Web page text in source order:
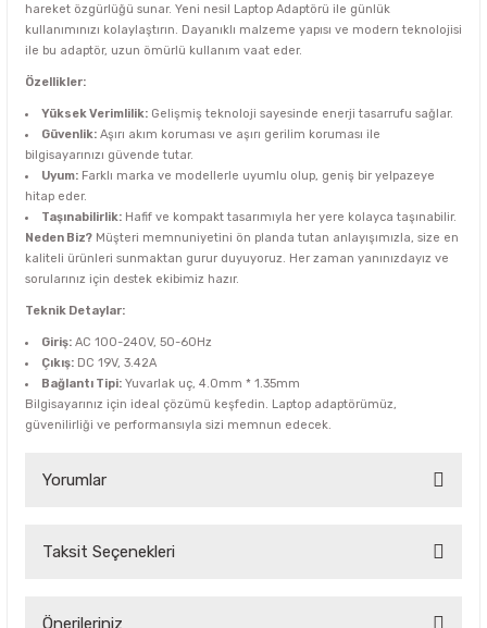
hareket özgürlüğü sunar. Yeni nesil Laptop Adaptörü ile günlük
kullanımınızı kolaylaştırın. Dayanıklı malzeme yapısı ve modern teknolojisi
ile bu adaptör, uzun ömürlü kullanım vaat eder.
Özellikler:
Yüksek Verimlilik: Gelişmiş teknoloji sayesinde enerji tasarrufu sağlar.
Güvenlik: Aşırı akım koruması ve aşırı gerilim koruması ile
bilgisayarınızı güvende tutar.
Uyum: Farklı marka ve modellerle uyumlu olup, geniş bir yelpazeye
hitap eder.
Taşınabilirlik: Hafif ve kompakt tasarımıyla her yere kolayca taşınabilir.
Neden Biz? Müşteri memnuniyetini ön planda tutan anlayışımızla, size en
kaliteli ürünleri sunmaktan gurur duyuyoruz. Her zaman yanınızdayız ve
sorularınız için destek ekibimiz hazır.
Teknik Detaylar:
Giriş: AC 100-240V, 50-60Hz
Çıkış: DC 19V, 3.42A
Bağlantı Tipi: Yuvarlak uç, 4.0mm * 1.35mm
Bilgisayarınız için ideal çözümü keşfedin. Laptop adaptörümüz,
güvenilirliği ve performansıyla sizi memnun edecek.
Yorumlar
Bu ürüne ilk yorumu siz yapın!
Taksit Seçenekleri
Önerileriniz